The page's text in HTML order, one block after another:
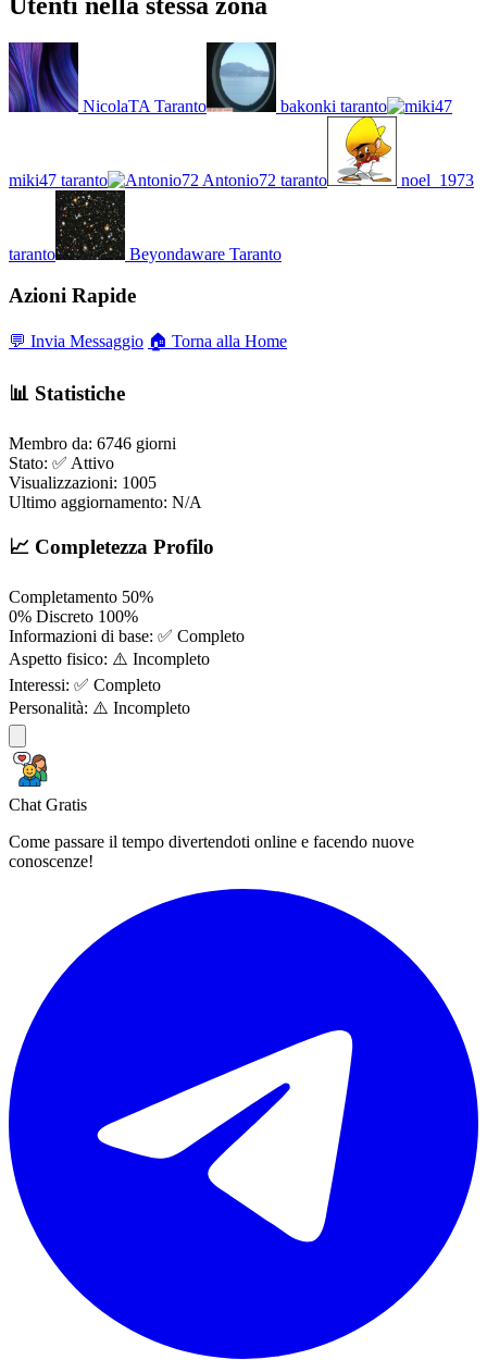
NicolaTA Taranto bakonki taranto
miki47 taranto Antonio72 taranto noel_1973
taranto Beyondaware Taranto
Azioni Rapide
💬 Invia Messaggio 🏠 Torna alla Home
📊 Statistiche
Membro da: 6746 giorni
Stato: ✅ Attivo
Visualizzazioni: 1005
Ultimo aggiornamento: N/A
📈 Completezza Profilo
Completamento 50%
0% Discreto 100%
Informazioni di base: ✅ Completo
Aspetto fisico: ⚠️ Incompleto
Interessi: ✅ Completo
Personalità: ⚠️ Incompleto
Chat Gratis
Come passare il tempo divertendoti online e facendo nuove
conoscenze!